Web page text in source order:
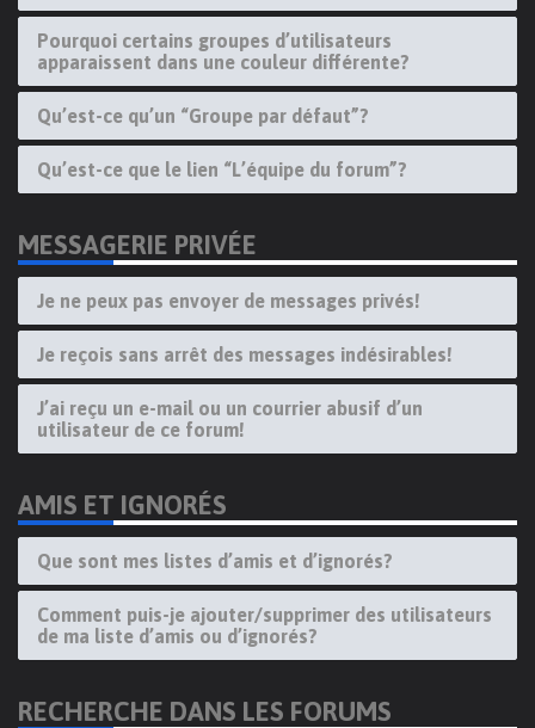
Pourquoi certains groupes d’utilisateurs
apparaissent dans une couleur différente?
Qu’est-ce qu’un “Groupe par défaut”?
Qu’est-ce que le lien “L’équipe du forum”?
MESSAGERIE PRIVÉE
Je ne peux pas envoyer de messages privés!
Je reçois sans arrêt des messages indésirables!
J’ai reçu un e-mail ou un courrier abusif d’un
utilisateur de ce forum!
AMIS ET IGNORÉS
Que sont mes listes d’amis et d’ignorés?
Comment puis-je ajouter/supprimer des utilisateurs
de ma liste d’amis ou d’ignorés?
RECHERCHE DANS LES FORUMS